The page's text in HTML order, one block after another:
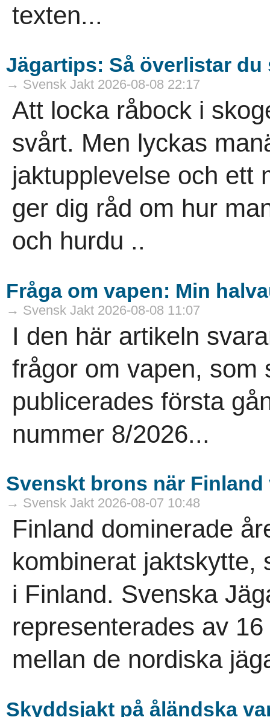
texten...
Jägartips: Så överlistar
→ Svensk Jakt 2026-08-08 22:17
Att locka råbock i
svårt. Men lyckas
jaktupplevelse och ett
ger dig råd om hur
och hurdu ..
Fråga om vapen: Min
→ Svensk Jakt 2026-08-08 11:07
I den här artikeln
frågor om vapen, som
publicerades första
nummer 8/2026...
Svenskt brons när
→ Svensk Jakt 2026-08-07 10:48
Finland dominerade
kombinerat jaktskytte,
i Finland. Svenska
representerades av
mellan de nordiska
Skyddsjakt på åländska